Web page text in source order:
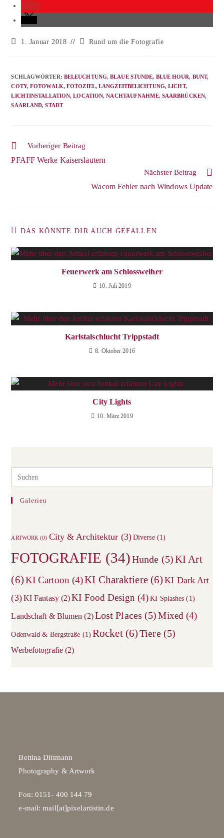
1. Januar 2018 Rund um die Fotografie
SCHLAGWÖRTER: BELEUCHTUNG, BLAUE STUNDE, BLUE HOUR, BUNT,
COTY, FOTOWALK, FOTOZIEL, LANGZEITBELICHTUNG, LICHT,
LICHTINSTALLATION, LOCATION, NACHTAUFNAHME, SAARBRÜCKEN,
SAARLAND, STADT
Vorheriger Beitrag
PFAFF Werke Kaiserslautern
Nächster Beitrag
Wacom Fehler nach Windows Update
DAS KÖNNTE DIR AUCH GEFALLEN
Feuerwerk am Schlossweiher
10. Juli 2019
Karlstalschlucht Trippstadt
8. Oktober 2016
City Lights
10. März 2019
Galerien
ARTWORK (0) City & Architektur (3)Diverse(1)
FOTOGRAFIE (34)Hunde (5)KI Art
(6)KI Cartoon (4)KI Charaktiere(6) KI Dark Art
(3)KI Fantasy(2)KI Food Design (4) KI Splashes (1)
Landschaft & Blumen (2)Lost Places (5) Mixed (4)
Odenwald & Bergstraße (1) Rocket(6)Tiere(5)
Werbefotografie(2)
Bettina Dittmann
Photography & Artwork
Fon: 0151- 400 144 79
e-mail: mail[at]pixelartistin.de